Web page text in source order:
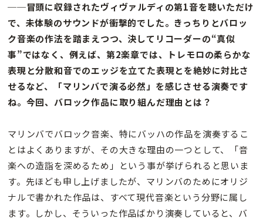
──冒頭に収録されたヴィヴァルディの第1音を聴いただけ
で、未体験のサウンドが衝撃的でした。きっちりとバロッ
ク音楽の作法を踏まえつつ、決してリコーダーの“真似
事”ではなく、例えば、第2楽章では、トレモロの柔らかな
表現と分散和音でのエッジを立てた表現とを絶妙に対比さ
せるなど、「マリンバで演る必然」を感じさせる演奏です
ね。今回、バロック作品に取り組んだ理由とは？
マリンバでバロック音楽、特にバッハの作品を演奏するこ
とはよくありますが、その大きな理由の一つとして、「音
楽への造詣を深めるため」という事が挙げられると思いま
す。先ほども申し上げましたが、マリンバのためにオリジ
ナルで書かれた作品は、すべて現代音楽という分野に属し
ます。しかし、そういった作品ばかり演奏していると、バ